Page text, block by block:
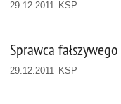
29.12.2011 KSP
Sprawca
29.12.2011 KSP